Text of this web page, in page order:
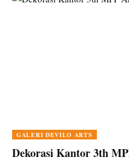
GALERI DEVILO ARTS
Dekorasi Kantor 3th